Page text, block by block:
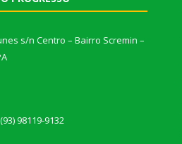
s/n Centro – Bairro Scremin –
98119-9132